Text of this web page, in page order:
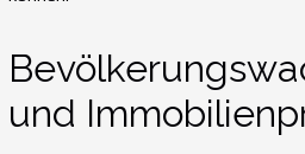
und